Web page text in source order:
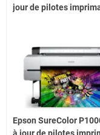
jour de pilotes
Epson SureColor